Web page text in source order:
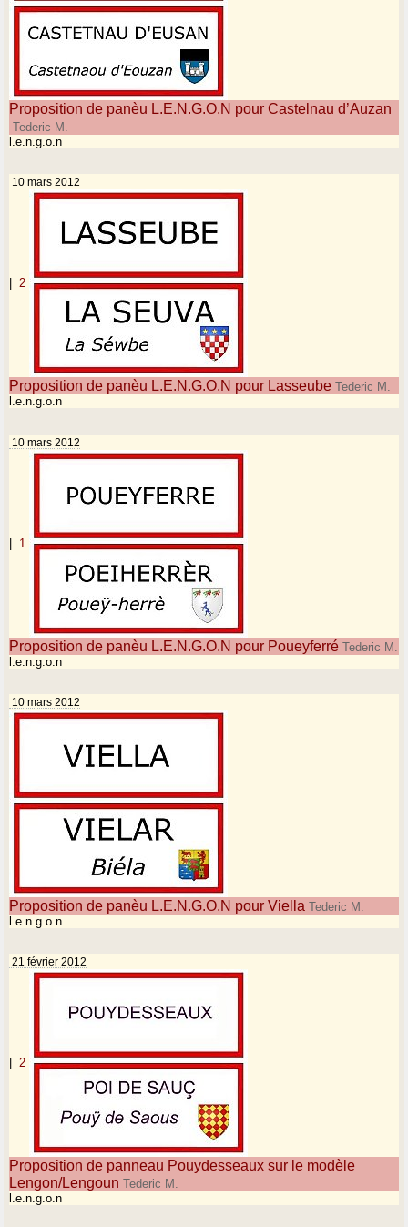
Proposition de panèu L.E.N.G.O.N pour Castelnau d’Auzan
Tederic M.
l.e.n.g.o.n
10 mars 2012
2
Proposition de panèu L.E.N.G.O.N pour Lasseube Tederic M.
l.e.n.g.o.n
10 mars 2012
| 1
Proposition de panèu L.E.N.G.O.N pour Poueyferré Tederic M.
l.e.n.g.o.n
10 mars 2012
Proposition de panèu L.E.N.G.O.N pour Viella Tederic M.
l.e.n.g.o.n
21 février 2012
2
Proposition de panneau Pouydesseaux sur le modèle
Lengon/Lengoun Tederic M.
l.e.n.g.o.n